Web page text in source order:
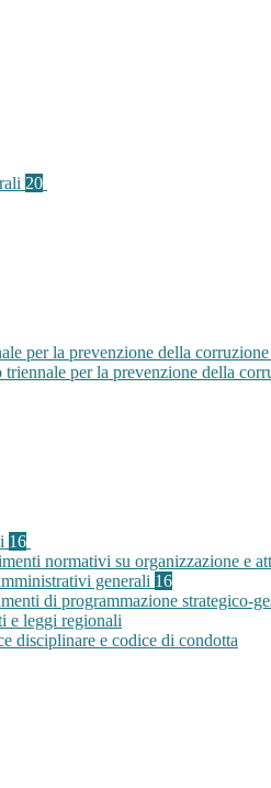
20
per la prevenzione della corruzione
triennale per la prevenzione della
16
normativi su organizzazione e
generali 16
di programmazione strategico-
e leggi regionali
disciplinare e codice di condotta